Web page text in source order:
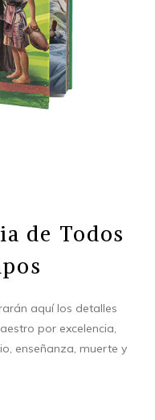
de Todos
aquí los detalles
por excelencia,
enseñanza, muerte y